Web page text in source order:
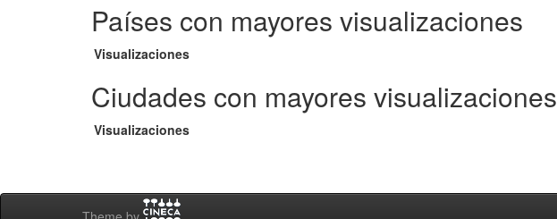
Países con mayores visualizaciones
Visualizaciones
Ciudades con mayores visualizaciones
Visualizaciones